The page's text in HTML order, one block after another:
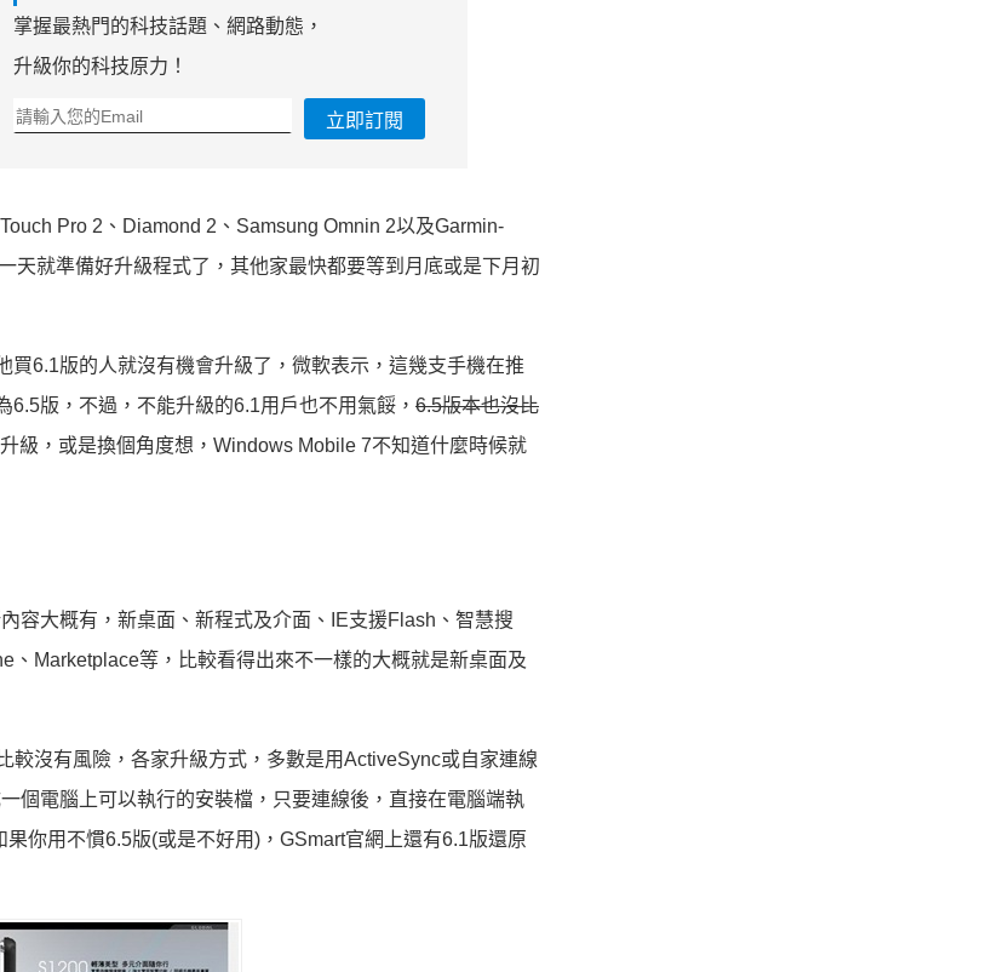
掌握最熱門的科技話題、網路動態，
升級你的科技原力！
立即訂閱
Pro 2、Diamond 2、Samsung Omnin 2以及Garmin-
天就準備好升級程式了，其他家最快都要等到月底或是下月初
6.1版的人就沒有機會升級了，微軟表示，這幾支手機在推
版，不過，不能升級的6.1用戶也不用氣餒， 6.5版本也沒比
級，或是換個角度想，Windows Mobile 7不知道什麼時候就
容大概有，新桌面、新程式及介面、IE支援Flash、智慧搜
Marketplace等，比較看得出來不一樣的大概就是新桌面及
沒有風險，各家升級方式，多數是用ActiveSync或自家連線
個電腦上可以執行的安裝檔，只要連線後，直接在電腦端執
你用不慣6.5版(或是不好用)，GSmart官網上還有6.1版還原